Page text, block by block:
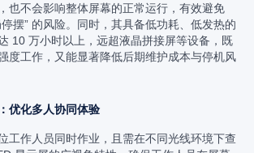
也不会影响整体屏幕的正常运行，有效避免
摆” 的风险。同时，其具备低功耗、低发热的
10 万小时以上，远超液晶拼接屏等设备，既
度工作，又能显著降低后期维护成本与停机风
优化多人协同体验
工作人员同时作业，且需在不同光线环境下查